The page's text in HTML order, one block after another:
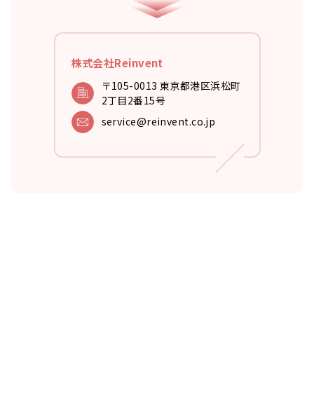
株式会社Reinvent
〒105-0013 東京都港区浜松町
2丁目2番15号
service@reinvent.co.jp